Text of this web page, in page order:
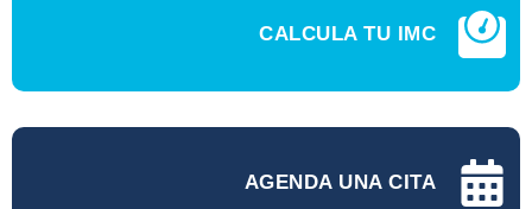
CALCULA TU IMC
AGENDA UNA CITA